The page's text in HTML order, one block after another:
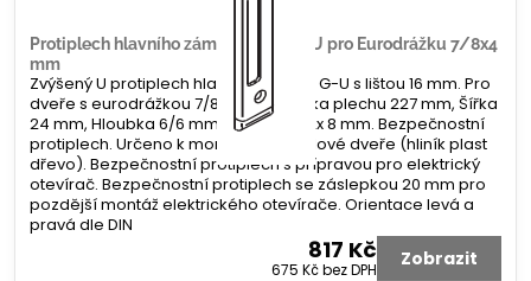
Protiplech hlavního zámku G-U tvar U pro Eurodrážku 7/8x4
mm
Zvýšený U protiplech hlavního zámku G-U s lištou 16 mm. Pro
dveře s eurodrážkou 7/8 x 4 mm. Délka plechu 227 mm, Šířka
24 mm, Hloubka 6/6 mm. Koncovka 2x 8 mm. Bezpečnostní
protiplech. Určeno k montáži na profilové dveře (hliník plast
dřevo). Bezpečnostní protiplech s přípravou pro elektrický
otevírač. Bezpečnostní protiplech se záslepkou 20 mm pro
pozdější montáž elektrického otevírače. Orientace levá a
pravá dle DIN
817 Kč
675 Kčbez DPH Zobrazit